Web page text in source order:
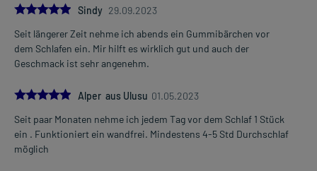
5.0
Sindy 29.09.2023
Seit längerer Zeit nehme ich abends ein Gummibärchen vor
dem Schlafen ein. Mir hilft es wirklich gut und auch der
Geschmack ist sehr angenehm.
5.0Alper aus Ulusu 01.05.2023
Seit paar Monaten nehme ich jedem Tag vor dem Schlaf 1 Stück
ein . Funktioniert ein wandfrei. Mindestens 4-5 Std Durchschlaf
möglich